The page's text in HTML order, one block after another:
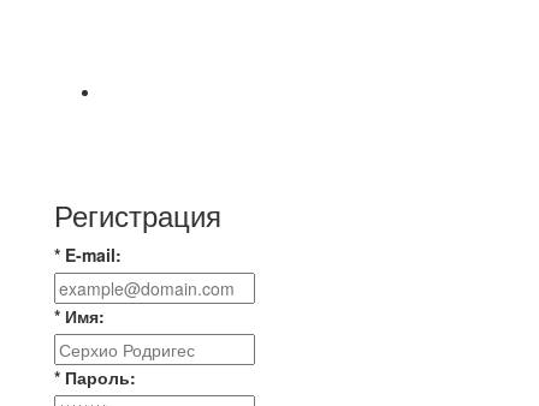
Регистрация
* E-mail:
* Имя:
* Пароль: